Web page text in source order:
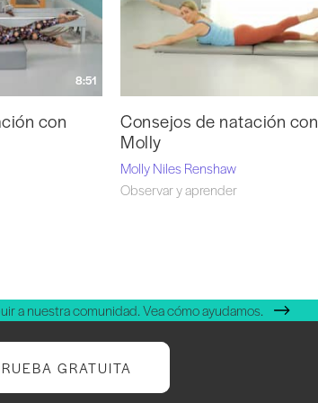
8:51
con
Consejos de natación con
Molly
Molly Niles Renshaw
Observar y aprender
a nuestra comunidad. Vea cómo ayudamos.
GRATUITA